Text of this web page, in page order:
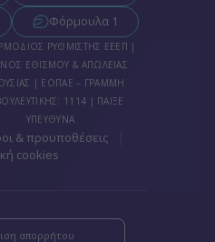
Φόρμουλα 1
ΡΥΘΜΙΣΤΗΣ ΕΕΕΠ |
ΕΘΙΣΜΟΥ & ΑΠΩΛΕΙΑΣ
| ΕΟΠΑΕ – ΓΡΑΜΜΗ
1114 | ΠΑΙΞΕ
ΥΠΕΥΘΥΝΑ
& προυποθέσεις
cookies
απορρήτου